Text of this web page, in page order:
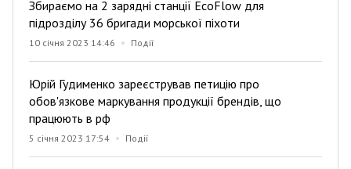
Збираємо на 2 зарядні станції EcoFlow для
підрозділу 36 бригади морської піхоти
10 січня 2023 14:46 Події
Юрій Гудименко зареєстрував петицію про
обов'язкове маркування продукції брендів, що
працюють в рф
5 січня 2023 17:54 Події